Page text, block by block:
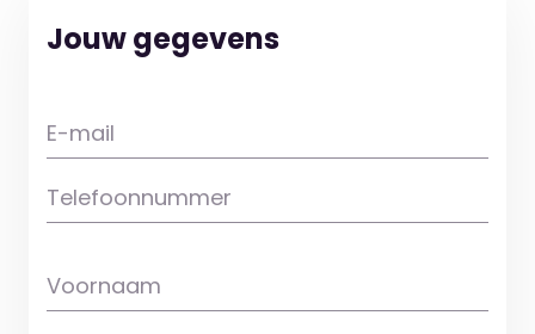
Jouw gegevens
E-mail
Telefoonnummer
Voornaam